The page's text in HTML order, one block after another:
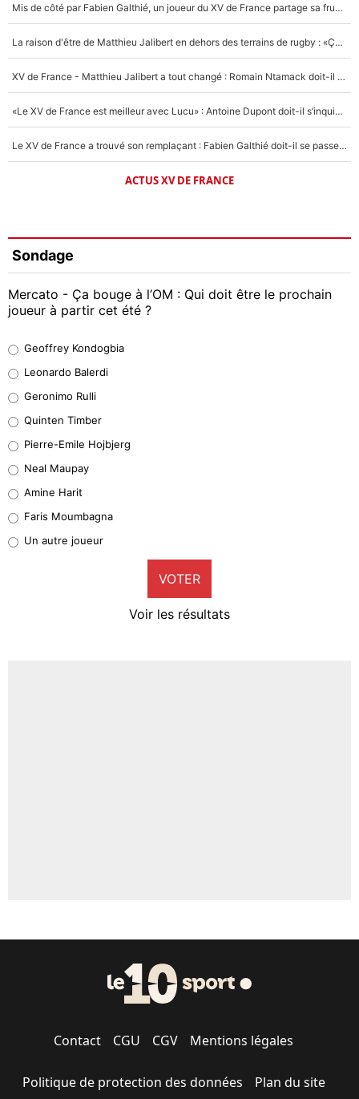
Mis de côté par Fabien Galthié, un joueur du XV de France partage sa frustration : «ils ne me l’ont pas dit tout de suite»
La raison d'être de Matthieu Jalibert en dehors des terrains de rugby : «Ça m'atteint autant que si tu touches à un membre de ma famille»
XV de France - Matthieu Jalibert a tout changé : Romain Ntamack doit-il s’inquiéter pour sa place à un an de la Coupe du monde ?
«Le XV de France est meilleur avec Lucu» : Antoine Dupont doit-il s’inquiéter pour sa place ?
Le XV de France a trouvé son remplaçant : Fabien Galthié doit-il se passer d'Antoine Dupont ?
ACTUS XV DE FRANCE
Sondage
Mercato - Ça bouge à l’OM : Qui doit être le prochain
joueur à partir cet été ?
38%
32%
5%
1%
9%
Geoffrey Kondogbia
Leonardo Balerdi
Geronimo Rulli
Quinten Timber
Pierre-Emile Hojbjerg
Neal Maupay
Amine Harit
Faris Moumbagna
Un autre joueur
VOTER
Voir les résultats
Contact CGU CGV Mentions légales
Politique de protection des données Plan du site